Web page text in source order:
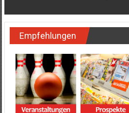
Empfehlungen